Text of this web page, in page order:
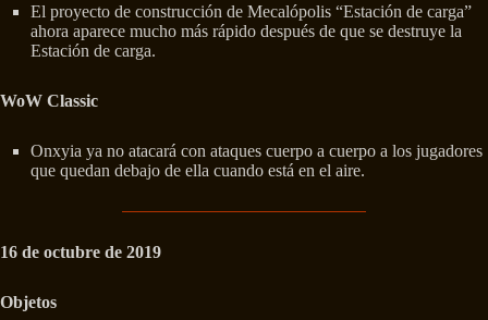
El proyecto de construcción de Mecalópolis “Estación de carga”
ahora aparece mucho más rápido después de que se destruye la
Estación de carga.
WoW Classic
Onxyia ya no atacará con ataques cuerpo a cuerpo a los jugadores
que quedan debajo de ella cuando está en el aire.
16 de octubre de 2019
Objetos